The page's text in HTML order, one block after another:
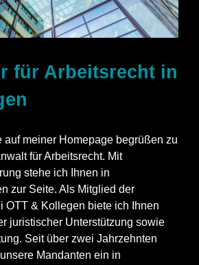
für Arbeitsrecht in
auf meiner Homepage begrüßen zu
für Arbeitsrecht. Mit
stehe ich Ihnen in
zur Seite. Als Mitglied der
OTT & Kollegen biete ich Ihnen
juristischer Unterstützung sowie
Seit über zwei Jahrzehnten
Mandanten ein in